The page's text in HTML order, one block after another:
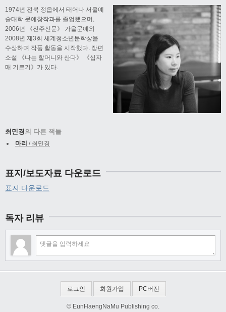
1974년 전북 정읍에서 태어나 서울예
술대학 문예창작과를 졸업했으며,
2006년 《진주신문》 가을문예와
2008년 제3회 세계청소년문학상을
수상하며 작품 활동을 시작했다. 장편
소설 《나는 할머니와 산다》 《십자
매 기르기》가 있다.
최민경의 다른 책들
마리 / 최민경
표지/보도자료 다운로드
표지 다운로드
독자 리뷰
로그인 회원가입 PC버전
© EunHaengNaMu Publishing co.